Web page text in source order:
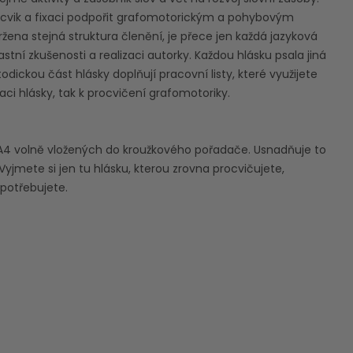
a fixaci podpořit grafomotorickým a pohybovým
stejná struktura členění, je přece jen každá jazyková
zkušenosti a realizaci autorky. Každou hlásku psala jiná
část hlásky doplňují pracovní listy, které využijete
hlásky, tak k procvičení grafomotoriky.
volně vložených do kroužkového pořadače. Usnadňuje to
si jen tu hlásku, kterou zrovna procvičujete,